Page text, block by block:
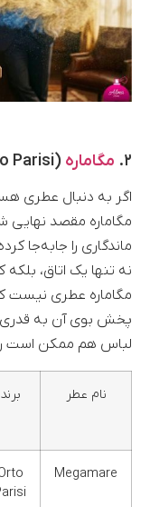
۲. مگاماره (Megamare – Orto Parisi)
اگر به دنبال عطری
مگاماره مقصد
ماندگاری را جابه‌جا
نه تنها یک اتاق،
مگاماره عطری نیست
پخش بوی آن به
لباس هم ممکن است
نام عطر برند
Megamare